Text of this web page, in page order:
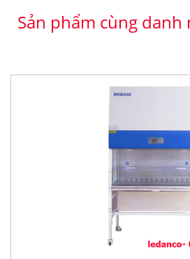
Sản phẩm cùng danh